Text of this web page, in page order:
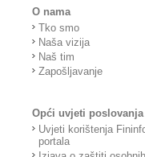
O nama
Tko smo
Naša vizija
Naš tim
Zapošljavanje
Opći uvjeti poslovanja
Uvjeti korištenja
portala